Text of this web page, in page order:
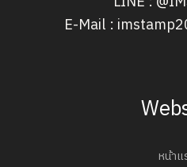
E-Mail :
หน้า